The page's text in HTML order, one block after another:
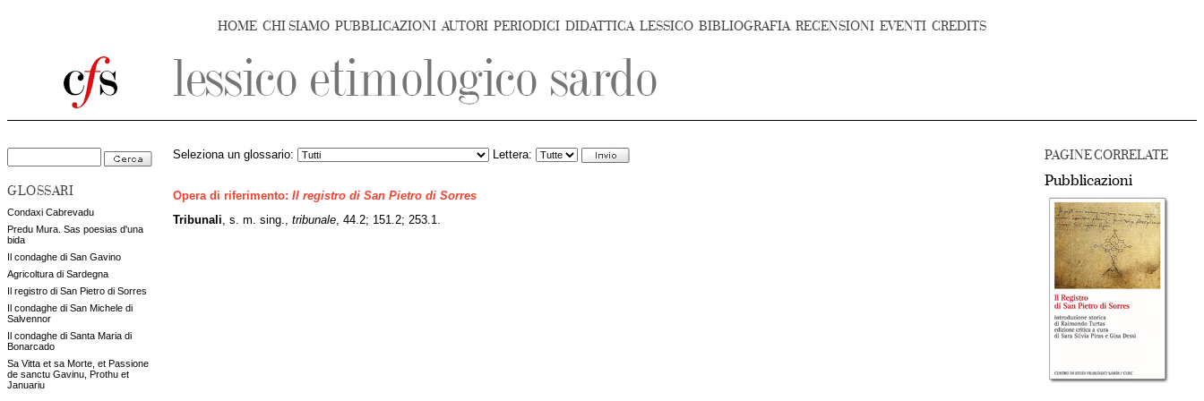
HOME CHI SIAMO PUBBLICAZIONI AUTORI PERIODICI DIDATTICA LESSICO BIBLIOGRAFIA RECENSIONI EVENTI CREDITS
GLOSSARI
Condaxi Cabrevadu
Predu Mura. Sas poesias d'una
bida
Il condaghe di San Gavino
Agricoltura di Sardegna
Il registro di San Pietro di Sorres
Il condaghe di San Michele di
Salvennor
Il condaghe di Santa Maria di
Bonarcado
Sa Vitta et sa Morte, et Passione
de sanctu Gavinu, Prothu et
Januariu
PAGINE CORRELATE
Pubblicazioni
Seleziona un glossario: Lettera:
Opera di riferimento: Il registro di San Pietro di Sorres
Tribunali , s. m. sing., tribunale , 44.2; 151.2; 253.1.